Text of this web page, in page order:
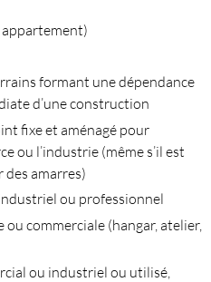
formant une dépendance
d’une construction
fixe et aménagé pour
ou l’industrie (même s’il est
amarres)
ou professionnel
commerciale (hangar, atelier,
ou industriel ou utilisé,